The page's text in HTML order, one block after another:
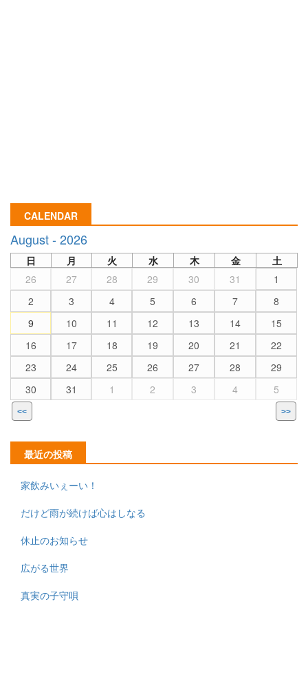
CALENDAR
August - 2026
日 月 火 水 木 金
土
26
27 28 29 30 31
1
2
3 4 5 6 7
8
9
10 11 12 13 14
15
16
17 18 19 20 21
22
23
24 25 26 27 28
29
30
31 1 2 3 4 5
<< >>
最近の投稿
家飲みいぇーい！
だけど雨が続けば心はしなる
休止のお知らせ
広がる世界
真実の子守唄